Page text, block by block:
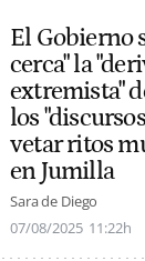
El Gobierno
cerca" la
extremista"
los
vetar ritos
en Jumilla
Sara de Diego
07/08/2025 11:22h